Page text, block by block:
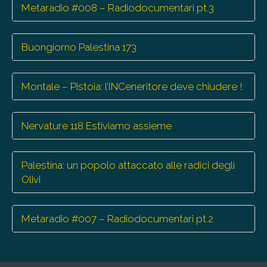
Metaradio #008 – Radiodocumentari pt.3
Buongiorno Palestina 173
Montale – Pistoia: l’INCeneritore deve chiudere !
Nervature 118 Estiviamo assieme
Palestina: un popolo attaccato alle radici degli
Olivi
Metaradio #007 – Radiodocumentari pt.2